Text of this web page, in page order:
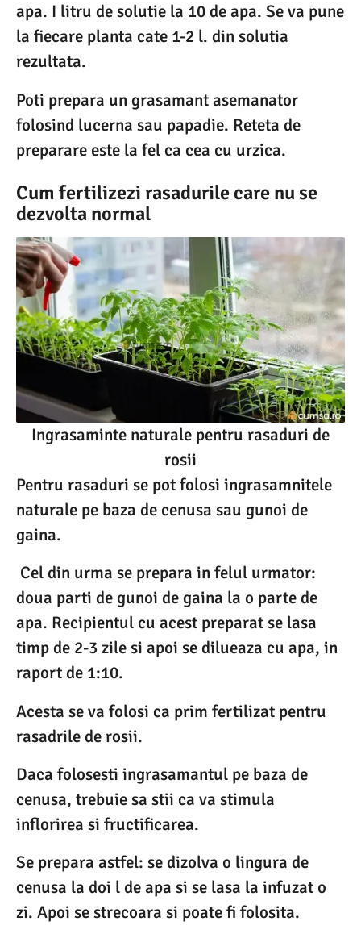
apa. I litru de solutie la 10 de apa. Se va pune
la fiecare planta cate 1-2 l. din solutia
rezultata.
Poti prepara un grasamant asemanator
folosind lucerna sau papadie. Reteta de
preparare este la fel ca cea cu urzica.
Cum fertilizezi rasadurile care nu se
dezvolta normal
Ingrasaminte naturale pentru rasaduri de
rosii
Pentru rasaduri se pot folosi ingrasamnitele
naturale pe baza de cenusa sau gunoi de
gaina.
Cel din urma se prepara in felul urmator:
doua parti de gunoi de gaina la o parte de
apa. Recipientul cu acest preparat se lasa
timp de 2-3 zile si apoi se dilueaza cu apa, in
raport de 1:10.
Acesta se va folosi ca prim fertilizat pentru
rasadrile de rosii.
Daca folosesti ingrasamantul pe baza de
cenusa, trebuie sa stii ca va stimula
inflorirea si fructificarea.
Se prepara astfel: se dizolva o lingura de
cenusa la doi l de apa si se lasa la infuzat o
zi. Apoi se strecoara si poate fi folosita.